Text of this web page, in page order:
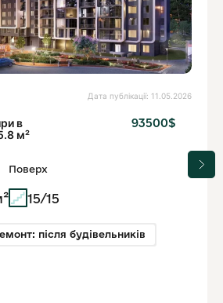
Дата публікації: 11.05.2026
в
м²
93500$
Поверх
15/15
після будівельників